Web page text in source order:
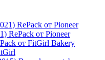
RePack от Pioneer
Bakery